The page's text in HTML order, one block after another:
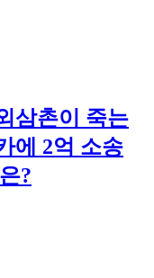
삼촌이 죽는
에 2억 소송
?